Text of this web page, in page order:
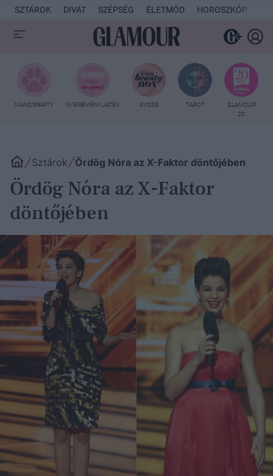
SZTÁROK DIVAT SZÉPSÉG ÉLETMÓD HOROSZKÓP
MANCSPARTY NYEREMÉNYJÁTÉK SYOSS TAROT
GLAMOUR
20
Sztárok Ördög Nóra az X-Faktor döntőjében
Ördög Nóra az X-Faktor
döntőjében